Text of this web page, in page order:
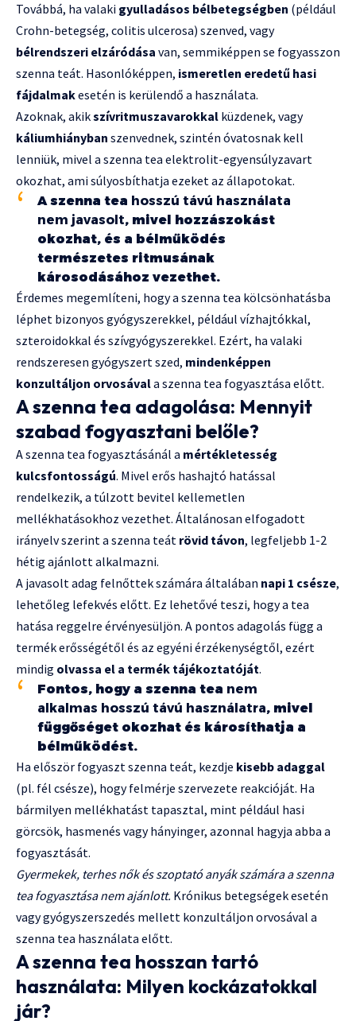
Továbbá, ha valaki gyulladásos bélbetegségben (például
Crohn-betegség, colitis ulcerosa) szenved, vagy
bélrendszeri elzáródása van, semmiképpen se fogyasszon
szenna teát. Hasonlóképpen, ismeretlen eredetű hasi
fájdalmakesetén is kerülendő a használata.
Azoknak, akikszívritmuszavarokkal küzdenek, vagy
káliumhiányban szenvednek, szintén óvatosnak kell
lenniük, mivel a szenna tea elektrolit-egyensúlyzavart
okozhat, ami súlyosbíthatja ezeket az állapotokat.
A szenna tea hosszú távú használata
nem javasolt, mivel hozzászokást
okozhat, és a bélműködés
természetes ritmusának
károsodásához vezethet.
Érdemes megemlíteni, hogy a szenna tea kölcsönhatásba
léphet bizonyos gyógyszerekkel, például vízhajtókkal,
szteroidokkal és szívgyógyszerekkel. Ezért, ha valaki
rendszeresen gyógyszert szed, mindenképpen
konzultáljon orvosávala szenna tea fogyasztása előtt.
A szenna tea adagolása: Mennyit
szabad fogyasztani belőle?
A szenna tea fogyasztásánál a mértékletesség
kulcsfontosságú. Mivel erős hashajtó hatással
rendelkezik, a túlzott bevitel kellemetlen
mellékhatásokhoz vezethet. Általánosan elfogadott
irányelv szerint a szenna teát rövid távon, legfeljebb 1-2
hétig ajánlott alkalmazni.
A javasolt adag felnőttek számára általában napi 1 csésze,
lehetőleg lefekvés előtt. Ez lehetővé teszi, hogy a tea
hatása reggelre érvényesüljön. A pontos adagolás függ a
termék erősségétől és az egyéni érzékenységtől, ezért
mindig olvassa el a termék tájékoztatóját.
Fontos, hogy a szenna tea nem
alkalmas hosszú távú használatra, mivel
függőséget okozhat és károsíthatja a
bélműködést.
Ha először fogyaszt szenna teát, kezdje kisebb adaggal
(pl. fél csésze), hogy felmérje szervezete reakcióját. Ha
bármilyen mellékhatást tapasztal, mint például hasi
görcsök, hasmenés vagy hányinger, azonnal hagyja abba a
fogyasztását.
Gyermekek, terhes nők és szoptató anyák számára a szenna
tea fogyasztása nem ajánlott. Krónikus betegségek esetén
vagy gyógyszerszedés mellett konzultáljon orvosával a
szenna tea használata előtt.
A szenna tea hosszan tartó
használata: Milyen kockázatokkal
jár?